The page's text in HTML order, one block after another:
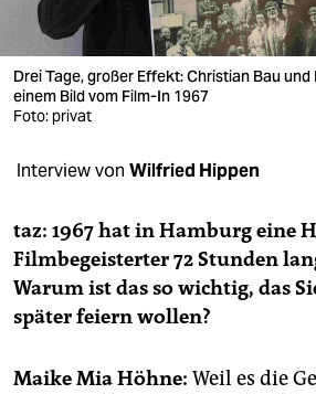
verlag
verlag
veranstaltungen
unterstützen
abo
genossenschaft
Drei Tage, großer Effekt: Christian Bau
einem Bild vom Film-In 1967
Foto: privat
Interview von Wilfried Hippen
taz: 1967 hat in Hamburg eine
Filmbegeisterter 72 Stunden
Warum ist das so wichtig, das
später feiern wollen?
Maike Mia Höhne: Weil es die